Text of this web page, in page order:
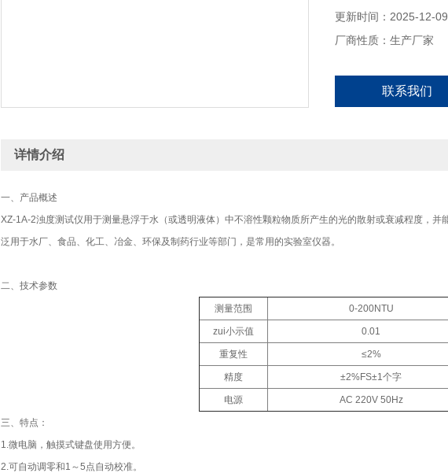
更新时间：2025-12-09
厂商性质：生产厂家
联系我们
详情介绍
一、产品概述
XZ-1A-2浊度测试仪用于测量悬浮于水（或透明液体）中不溶性颗粒物质所产生的光的散射或衰减程度，
泛用于水厂、食品、化工、冶金、环保及制药行业等部门，是常用的实验室仪器。
二、技术参数
测量范围 0-200NTU
zui小示值 0.01
重复性 ≤2%
精度 ±2%FS±1个字
电源 AC 220V 50Hz
三、特点：
1.微电脑，触摸式键盘使用方便。
2.可自动调零和1～5点自动校准。